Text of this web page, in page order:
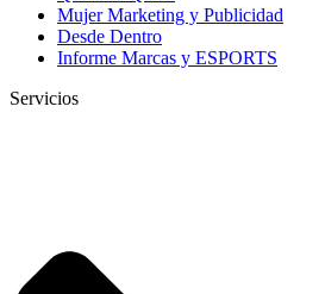
Mujer Marketing y Publicidad
Desde Dentro
Informe Marcas y ESPORTS
Servicios